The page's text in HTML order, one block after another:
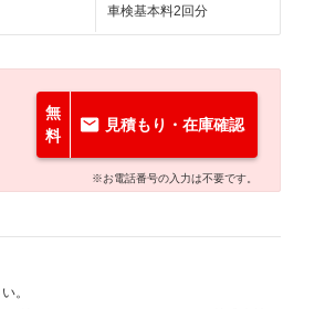
車検基本料2回分
無
料
見積もり・在庫確認
※お電話番号の入力は不要です。
。